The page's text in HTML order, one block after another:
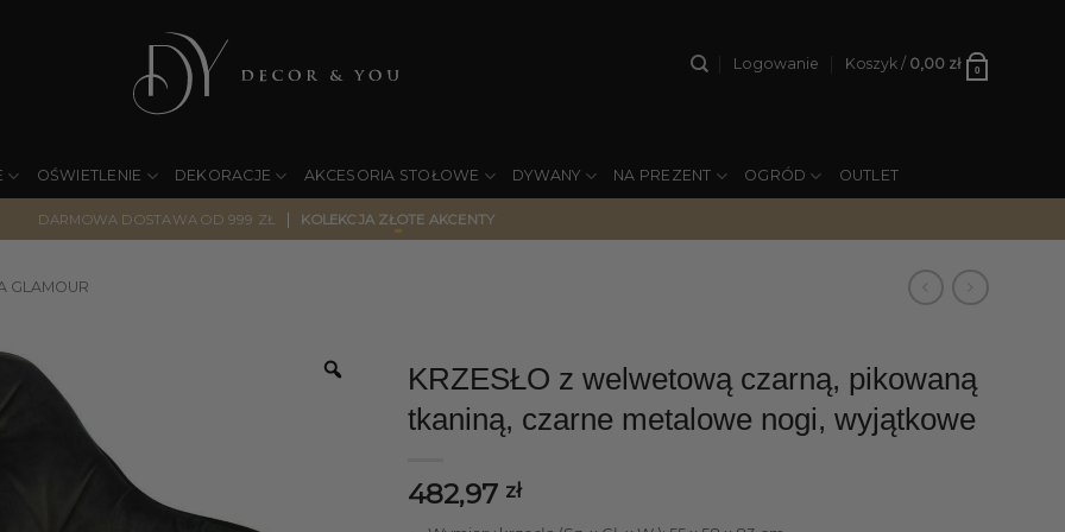
Logowanie Koszyk / 0,00 zł 0
OŚWIETLENIE DEKORACJE AKCESORIA STOŁOWE DYWANY NA PREZENT OGRÓD OUTLET
DARMOWA DOSTAWA OD 999 ZŁ | KOLEKCJA ZŁOTE AKCENTY
GLAMOUR
KRZESŁO z welwetową czarną, pikowaną
tkaniną, czarne metalowe nogi, wyjątkowe
482,97 zł